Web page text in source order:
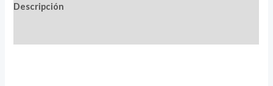
Descripción